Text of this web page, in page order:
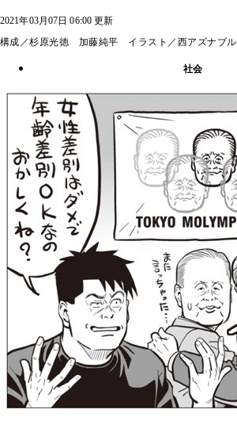
2021年03月07日 06:00 更新
構成／杉原光徳 加藤純平 イラスト／西アズナブル
社会